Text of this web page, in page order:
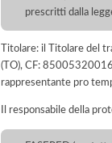
prescritti dalla
Titolare: il Titolare del
(TO), CF:
rappresentante pro
Il responsabile della